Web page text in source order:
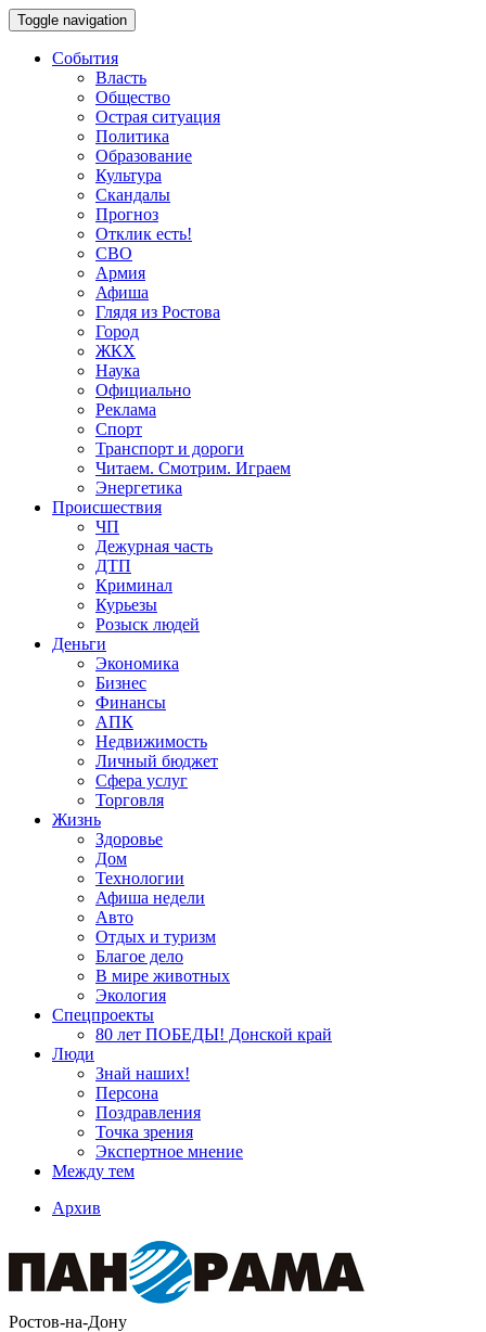
Toggle navigation
События
Власть
Общество
Острая ситуация
Политика
Образование
Культура
Скандалы
Прогноз
Отклик есть!
СВО
Армия
Афиша
Глядя из Ростова
Город
ЖКХ
Наука
Официально
Реклама
Спорт
Транспорт и дороги
Читаем. Смотрим. Играем
Энергетика
Происшествия
ЧП
Дежурная часть
ДТП
Криминал
Курьезы
Розыск людей
Деньги
Экономика
Бизнес
Финансы
АПК
Недвижимость
Личный бюджет
Сфера услуг
Торговля
Жизнь
Здоровье
Дом
Технологии
Афиша недели
Авто
Отдых и туризм
Благое дело
В мире животных
Экология
Спецпроекты
80 лет ПОБЕДЫ! Донской край
Люди
Знай наших!
Персона
Поздравления
Точка зрения
Экспертное мнение
Между тем
Архив
Ростов-на-Дону